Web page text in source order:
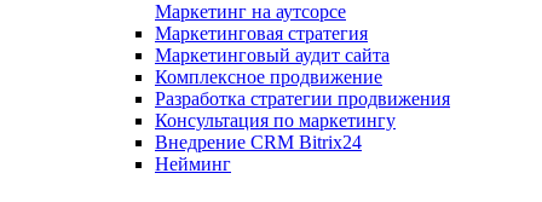
Маркетинг на аутсорсе
Маркетинговая стратегия
Маркетинговый аудит сайта
Комплексное продвижение
Разработка стратегии продвижения
Консультация по маркетингу
Внедрение CRM Bitrix24
Нейминг